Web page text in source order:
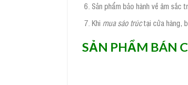
Sản phẩm bảo hành về âm sắc
Khi mua sáo trúctại cửa hàng,
SẢN PHẨM BÁN